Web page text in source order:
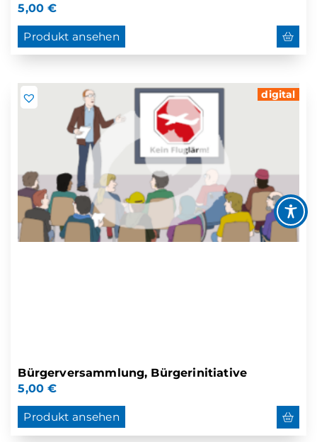
5,00€
Produkt ansehen
digital
Bürgerversammlung, Bürgerinitiative
5,00€
Produkt ansehen